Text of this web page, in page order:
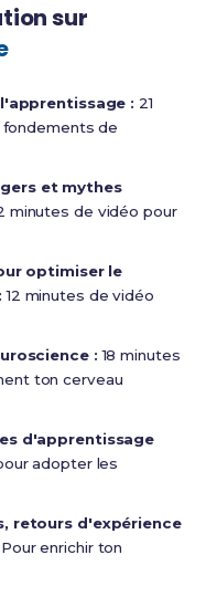
sur
: 21
de
et mythes
minutes de vidéo pour
optimiser le
12 minutes de vidéo
: 18 minutes
ton cerveau
d'apprentissage
adopter les
retours d'expérience
Pour enrichir ton